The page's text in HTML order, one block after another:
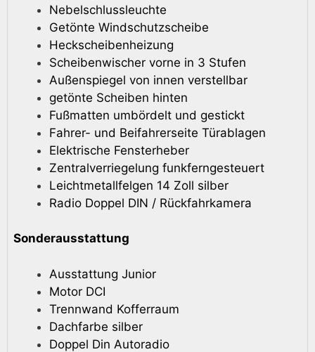
Nebelschlussleuchte
Getönte Windschutzscheibe
Heckscheibenheizung
Scheibenwischer vorne in 3 Stufen
Außenspiegel von innen verstellbar
getönte Scheiben hinten
Fußmatten umbördelt und gestickt
Fahrer- und Beifahrerseite Türablagen
Elektrische Fensterheber
Zentralverriegelung funkferngesteuert
Leichtmetallfelgen 14 Zoll silber
Radio Doppel DIN / Rückfahrkamera
Sonderausstattung
Ausstattung Junior
Motor DCI
Trennwand Kofferraum
Dachfarbe silber
Doppel Din Autoradio